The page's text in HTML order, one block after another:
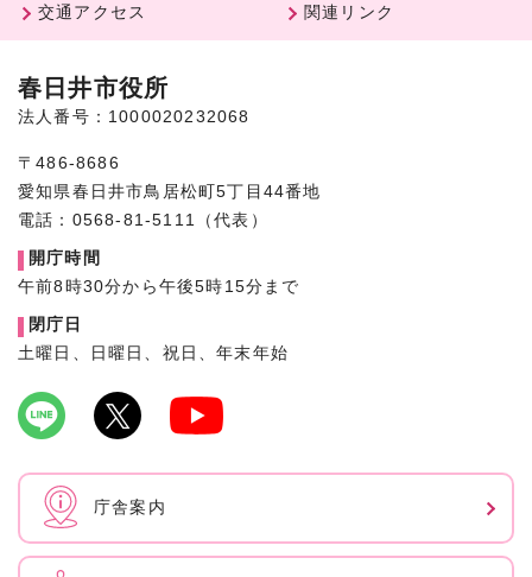
交通アクセス
関連リンク
春日井市役所
法人番号：1000020232068
〒486-8686
愛知県春日井市鳥居松町5丁目44番地
電話：0568-81-5111（代表）
開庁時間
午前8時30分から午後5時15分まで
閉庁日
土曜日、日曜日、祝日、年末年始
庁舎案内